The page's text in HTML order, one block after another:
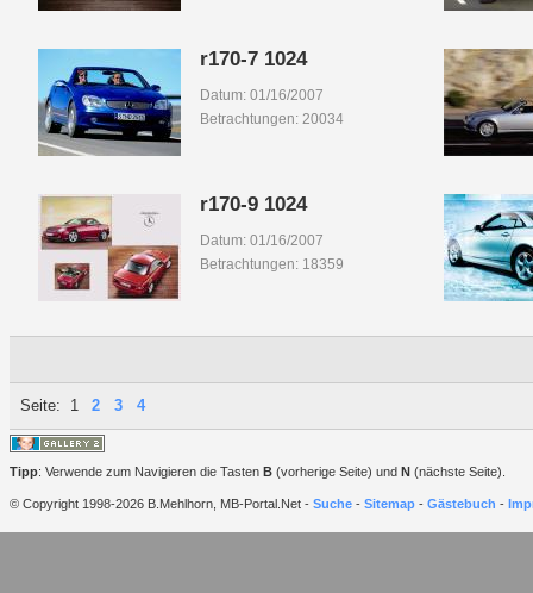
r170-7 1024
Datum: 01/16/2007
Betrachtungen: 20034
r170-9 1024
Datum: 01/16/2007
Betrachtungen: 18359
Seite: 1 2 3 4
Tipp: Verwende zum Navigieren die Tasten B (vorherige Seite) und N (nächste Seite).
© Copyright 1998-2026 B.Mehlhorn, MB-Portal.Net - Suche - Sitemap - Gästebuch -